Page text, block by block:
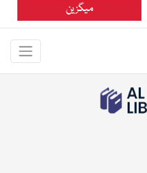
میگزین